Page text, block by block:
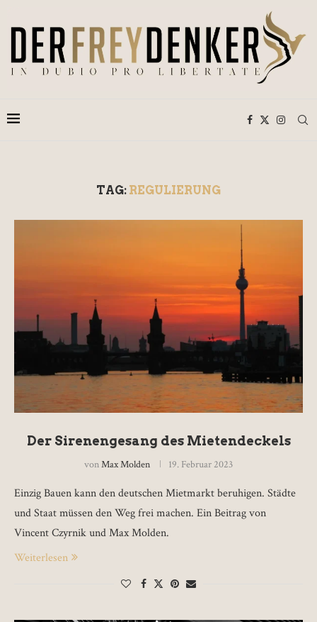
TAG: REGULIERUNG
Der Sirenengesang des Mietendeckels
vonMax Molden 19. Februar 2023
Einzig Bauen kann den deutschen Mietmarkt beruhigen. Städte
und Staat müssen den Weg frei machen. Ein Beitrag von
Vincent Czyrnik und Max Molden.
Weiterlesen